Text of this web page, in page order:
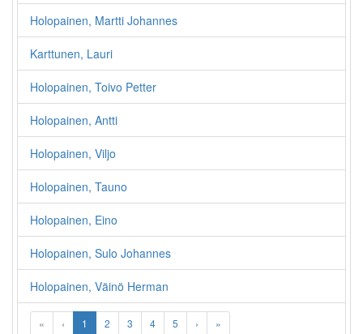
Holopainen, Martti Johannes
Karttunen, Lauri
Holopainen, Toivo Petter
Holopainen, Antti
Holopainen, Viljo
Holopainen, Tauno
Holopainen, Eino
Holopainen, Sulo Johannes
Holopainen, Väinö Herman
« ‹ 1 2 3 4 5 › »